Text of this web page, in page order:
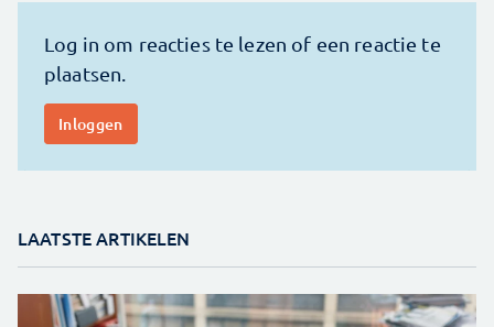
LAATSTE ARTIKELEN